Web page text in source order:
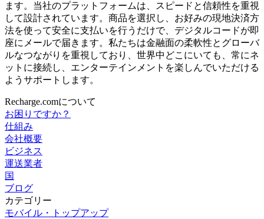
ます。当社のプラットフォームは、スピードと信頼性を重視
して設計されています。商品を選択し、お好みの現地決済方
法を使って安全に支払いを行うだけで、デジタルコードが即
座にメールで届きます。私たちは金融面の柔軟性とグローバ
ルなつながりを重視しており、世界中どこにいても、常にネ
ットに接続し、エンターテインメントを楽しんでいただける
ようサポートします。
Recharge.comについて
お困りですか？
仕組み
会社概要
ビジネス
運送業者
国
ブログ
カテゴリー
モバイル・トップアップ